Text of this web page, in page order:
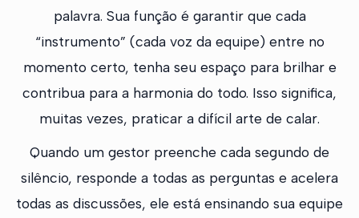
palavra. Sua função é garantir que cada
“instrumento” (cada voz da equipe) entre no
momento certo, tenha seu espaço para brilhar e
contribua para a harmonia do todo. Isso significa,
muitas vezes, praticar a difícil arte de calar.
Quando um gestor preenche cada segundo de
silêncio, responde a todas as perguntas e acelera
todas as discussões, ele está ensinando sua equipe